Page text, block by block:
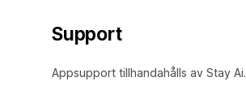
Support
Appsupport tillhandahålls av Stay Ai.